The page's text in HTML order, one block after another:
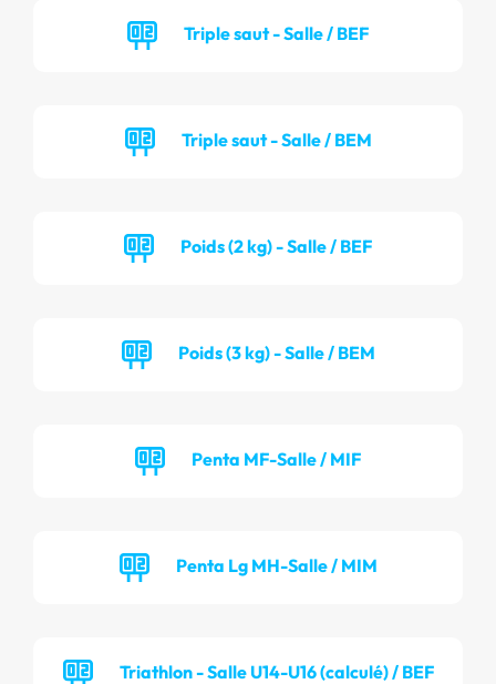
Triple saut - Salle / BEF
Triple saut - Salle / BEM
Poids (2 kg) - Salle / BEF
Poids (3 kg) - Salle / BEM
Penta MF-Salle / MIF
Penta Lg MH-Salle / MIM
Triathlon - Salle U14-U16 (calculé) / BEF